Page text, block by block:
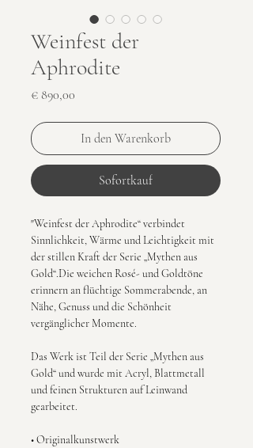
Weinfest der
Aphrodite
€ 890,00
In den Warenkorb
Sofortkauf
"Weinfest der Aphrodite“ verbindet
Sinnlichkeit, Wärme und Leichtigkeit mit
der stillen Kraft der Serie „Mythen aus
Gold“.Die weichen Rosé- und Goldtöne
erinnern an flüchtige Sommerabende, an
Nähe, Genuss und die Schönheit
vergänglicher Momente.
Das Werk ist Teil der Serie „Mythen aus
Gold“ und wurde mit Acryl, Blattmetall
und feinen Strukturen auf Leinwand
gearbeitet.
• Originalkunstwerk